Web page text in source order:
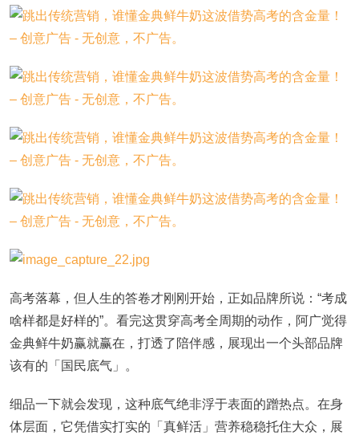
高考落幕，但人生的答卷才刚刚开始，正如品牌所说：“考成
啥样都是好样的”。看完这贯穿高考全周期的动作，阿广觉得
金典鲜牛奶赢就赢在，打透了陪伴感，展现出一个头部品牌
该有的「国民底气」。
细品一下就会发现，这种底气绝非浮于表面的蹭热点。在身
体层面，它凭借实打实的「真鲜活」营养稳稳托住大众，展